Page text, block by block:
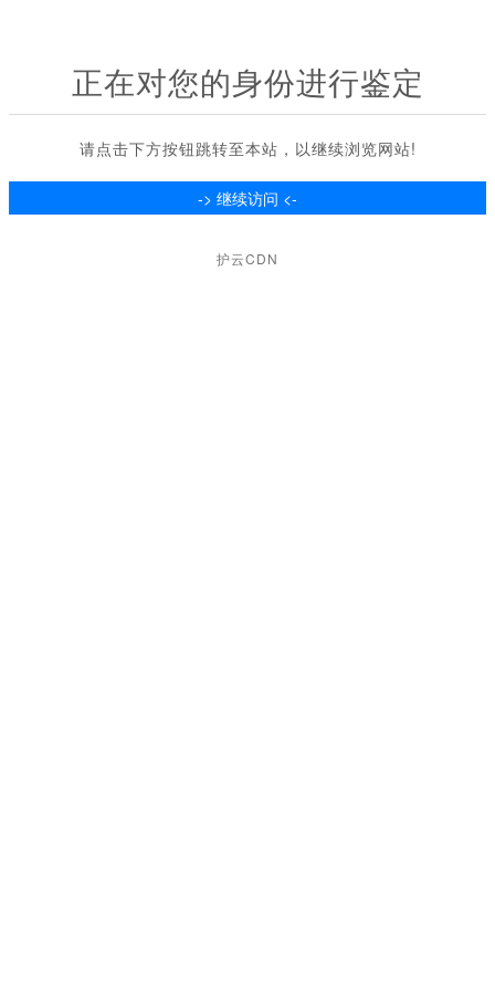
正在对您的身份进行鉴定
请点击下方按钮跳转至本站，以继续浏览网站!
护云CDN